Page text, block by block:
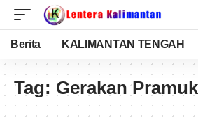
Berita KALIMANTAN TENGAH
Tag: Gerakan